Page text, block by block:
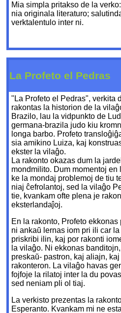
Mia simpla pritakso de la
nia originala literaturo;
verktalentulo inter ni.
La Profeto el Pedras
"La Profeto el Pedras", verkita
rakontas la historion de la
Brazilo, lau la vidpunkto de
germana-brazila judo kiu
longa barbo. Profeto
sia amikino Luiza, kaj
ekster la vilaĝo.
La rakonto okazas dum la
mondmilito. Dum momentoj
ke la mondaj problemoj de tiu
niaj ĉefrolantoj, sed la vilaĝo
tie, kvankam ofte plena je
eksterlandaĵoj.
En la rakonto, Profeto
ni ankaŭ lernas iom pri ili car
priskribi ilin, kaj por rakonti
la vilaĝo. Ni ekkonas
preskaŭ- pastron, kaj aliajn,
rakonteron. La vilaĝo havas
fojfoje la rilatoj inter la du
sed neniam pli ol tiaj.
La verkisto prezentas la
Esperanto. Kvankam mi ne